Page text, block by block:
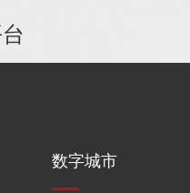
数字城市